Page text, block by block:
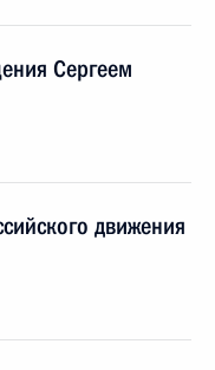
Сергеем
движения